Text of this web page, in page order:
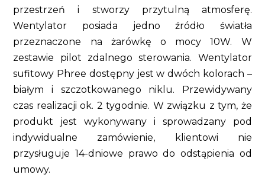
przestrzeń i stworzy przytulną atmosferę.
Wentylator posiada jedno źródło światła
przeznaczone na żarówkę o mocy 10W. W
zestawie pilot zdalnego sterowania. Wentylator
sufitowy Phree dostępny jest w dwóch kolorach –
białym i szczotkowanego niklu. Przewidywany
czas realizacji ok. 2 tygodnie. W związku z tym, że
produkt jest wykonywany i sprowadzany pod
indywidualne zamówienie, klientowi nie
przysługuje 14-dniowe prawo do odstąpienia od
umowy.